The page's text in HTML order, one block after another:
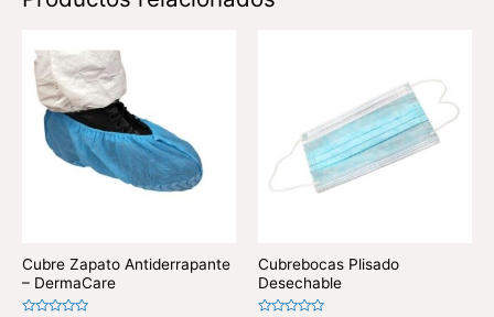
Cubre Zapato Antiderrapante
– DermaCare
Cubrebocas Plisado
Desechable